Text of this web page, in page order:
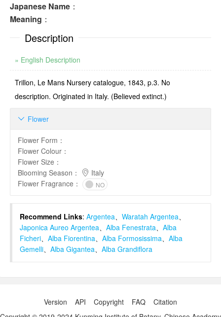
Japanese Name ：
Meaning ：
Description
» English Description
Trillon, Le Mans Nursery catalogue, 1843, p.3. No
description. Originated in Italy. (Believed extinct.)
Flower

Flower Form ：
Flower Colour ：
Flower Size ：
Blooming Season ：
Italy
Flower Fragrance ： NO
Recommend Links: Argentea、 Waratah Argentea、
Japonica Aureo Argentea、 Alba Fenestrata、 Alba
Ficheri、 Alba Fiorentina、 Alba Formosissima、 Alba
Gemelli、 Alba Gigantea、 Alba Grandiflora
Version API Copyright FAQ
Citation